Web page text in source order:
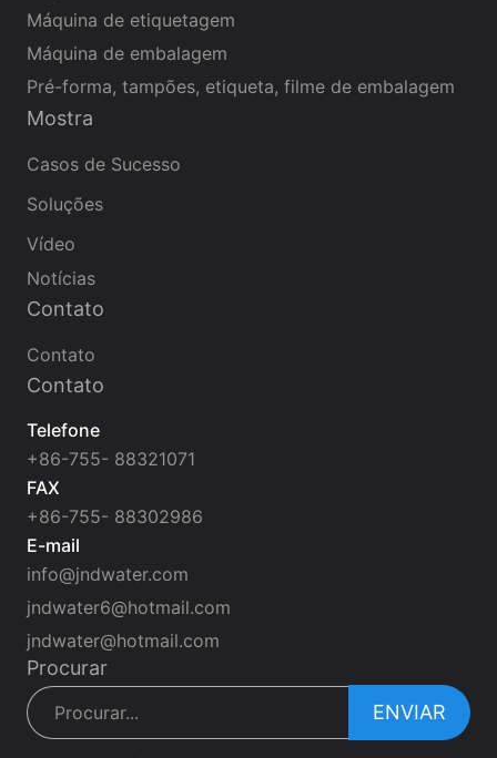
Máquina de etiquetagem
Máquina de embalagem
Pré-forma, tampões, etiqueta, filme de embalagem
Mostra
Casos de Sucesso
Soluções
Vídeo
Notícias
Contato
Contato
Contato
Telefone
+86-755- 88321071
FAX
+86-755- 88302986
E-mail
info@jndwater.com
jndwater6@hotmail.com
jndwater@hotmail.com
Procurar
ENVIAR